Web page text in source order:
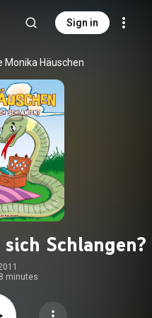
Sign in
Monika Häuschen
Schlangen?
minutes